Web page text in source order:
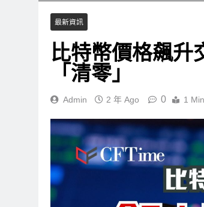
最新資訊
比特幣價格飆升
「清零」
Admin 2 年 Ago 0 1